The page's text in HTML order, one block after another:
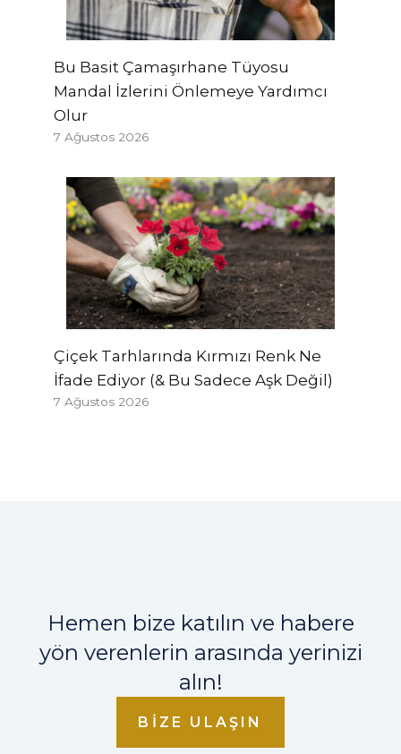
Bu Basit Çamaşırhane Tüyosu
Mandal İzlerini Önlemeye Yardımcı
Olur
7 Ağustos 2026
Çiçek Tarhlarında Kırmızı Renk Ne
İfade Ediyor (& Bu Sadece Aşk Değil)
7 Ağustos 2026
Hemen bize katılın ve habere
yön verenlerin arasında yerinizi
alın!
BIZE ULAŞIN